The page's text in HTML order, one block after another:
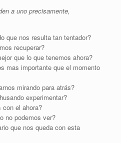
a uno precisamente,
que nos resulta tan tentador?
recuperar?
que lo que tenemos ahora?
mas importante que el momento
mirando para atrás?
experimentar?
con el ahora?
no podemos ver?
que nos queda con esta